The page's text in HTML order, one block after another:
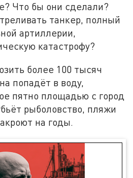
Что бы они сделали?
танкер, полный
артиллерии,
катастрофу?
более 100 тысяч
попадёт в воду,
пятно площадью с город
рыболовство, пляжи
на годы.